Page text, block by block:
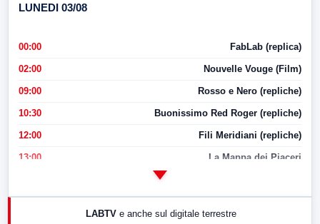
LUNEDI 03/08
00:00 FabLab (replica)
02:00 Nouvelle Vouge (Film)
09:00 Rosso e Nero (repliche)
10:30 Buonissimo Red Roger (repliche)
12:00 Fili Meridiani (repliche)
13:00 La Mappa dei Piaceri
17:00 LabNews (replica)
LABTV e anche sul digitale terrestre